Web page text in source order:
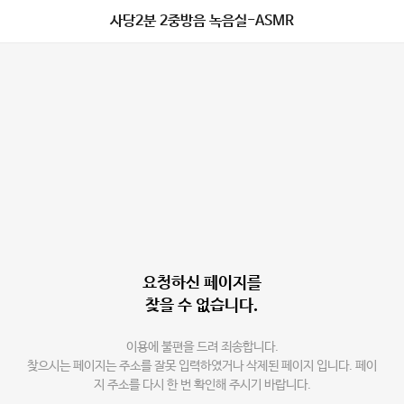
사당2분 2중방음 녹음실-ASMR
요청하신 페이지를
찾을 수 없습니다.
이용에 불편을 드려 죄송합니다.
찾으시는 페이지는 주소를 잘못 입력하였거나 삭제된 페이지 입니다. 페이
지 주소를 다시 한 번 확인해 주시기 바랍니다.